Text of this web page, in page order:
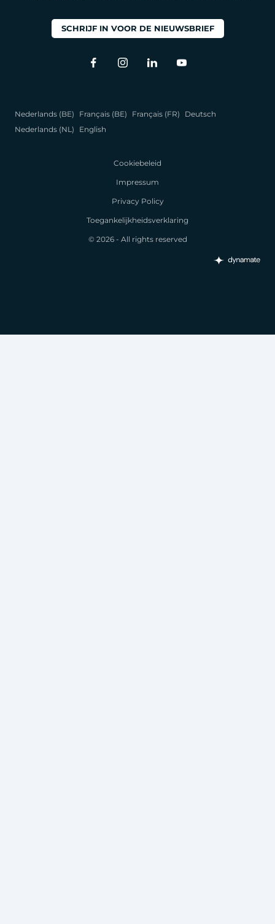
SCHRIJF IN VOOR DE NIEUWSBRIEF
Nederlands (BE) Français (BE) Français (FR)
Deutsch
Nederlands (NL)
English
Cookiebeleid
Impressum
Privacy Policy
Toegankelijkheidsverklaring
© 2026 - All rights reserved